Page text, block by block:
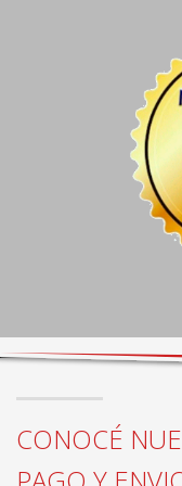
CONOCÉ